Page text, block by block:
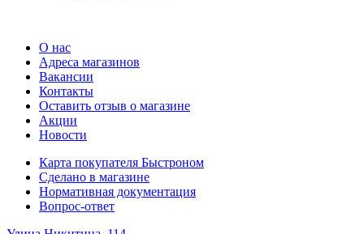
О нас
Адреса магазинов
Вакансии
Контакты
Оставить отзыв о магазине
Акции
Новости
Карта покупателя Быстроном
Сделано в магазине
Нормативная документация
Вопрос-ответ